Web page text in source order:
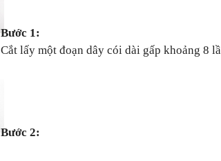
Bước 1:
Cắt lấy một đoạn dây cói dài gấp khoảng 8
Bước 2: